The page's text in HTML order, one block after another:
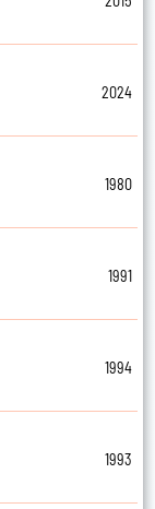
2024
1980
1991
1994
1993